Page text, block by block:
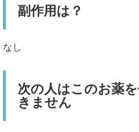
副作用は？
なし
次の人はこのお薬
きません